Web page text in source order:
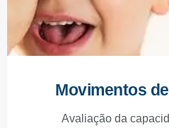
Movimentos
Avaliação da